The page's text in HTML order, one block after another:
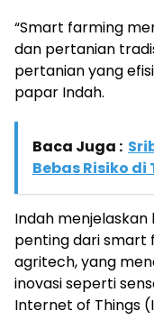
“Smart farming
dan pertanian
pertanian yang
papar Indah.
Baca Juga :
Bebas Risiko
Indah
penting dari smart
agritech, yang
inovasi seperti
Internet of Things